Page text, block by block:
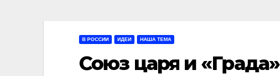
В РОССИИ ИДЕИ НАША ТЕМА
Союз царя и «Града»